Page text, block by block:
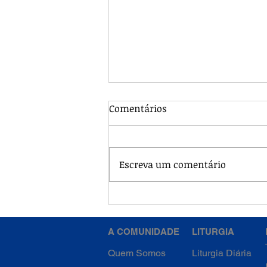
Retiro dos membros - Um
Dia de Graça e Renovação
Comentários
Escreva um comentário
A COMUNIDADE
Quem Somos
LITURGIA
Liturgia Diária